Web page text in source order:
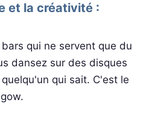
et la créativité :
qui ne servent que du
dansez sur des disques
qui sait. C'est le